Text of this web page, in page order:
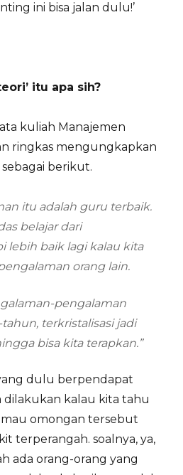
ini bisa jalan dulu!’
itu apa sih?
kuliah Manajemen
ringkas mengungkapkan
berikut.
itu adalah guru terbaik.
belajar dari
lebih baik lagi kalau kita
orang lain.
pengalaman
terkristalisasi jadi
bisa kita terapkan.”
dulu berpendapat
dilakukan kalau kita tahu
mau omongan tersebut
terperangah. soalnya, ya,
ada orang-orang yang